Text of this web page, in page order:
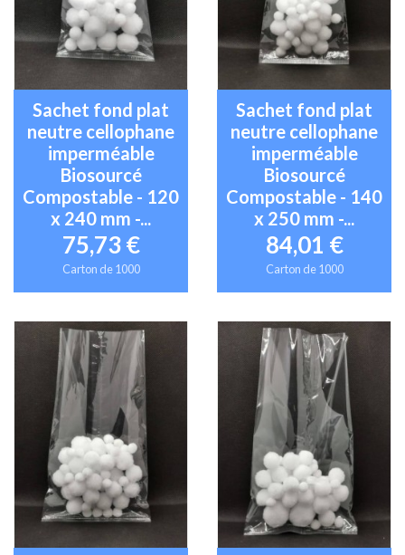
Sachet fond plat
neutre cellophane
imperméable
Biosourcé
Compostable - 120
x 240 mm -...
75,73 €
Carton de 1000
Sachet fond plat
neutre cellophane
imperméable
Biosourcé
Compostable - 140
x 250 mm -...
84,01 €
Carton de 1000